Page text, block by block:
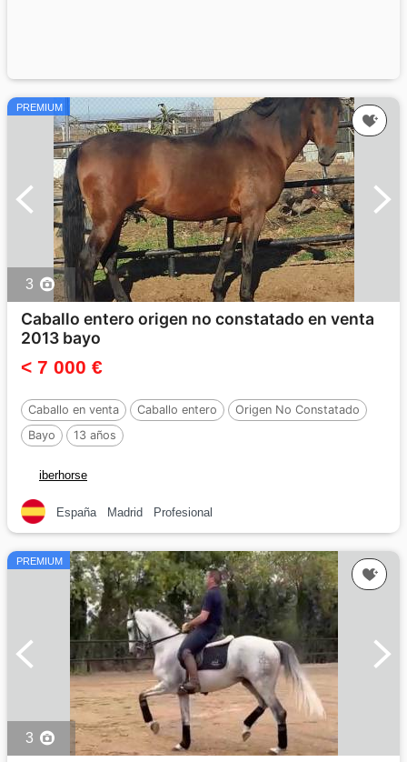
PREMIUM
3
Caballo entero origen no constatado en venta
2013 bayo
< 7 000 €
Caballo en venta Caballo entero
Origen No Constatado
Bayo
13 años
iberhorse
España Madrid Profesional
PREMIUM
3